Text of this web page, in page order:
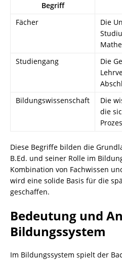
Begriff
Fächer
Die
Studiengang
Die
Bildungswissenschaft
Die
die
Diese Begriffe bilden die
B.Ed. und seiner Rolle im
Kombination von Fachwissen
wird eine solide Basis für die
geschaffen.
Bedeutung und
Bildungssystem
Im Bildungssystem spielt der